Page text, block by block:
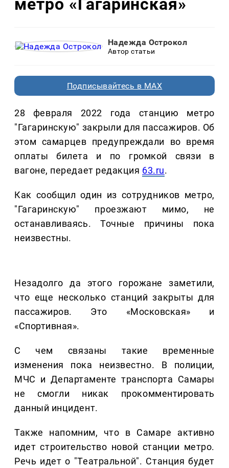
Надежда Острокол
Автор статьи
Подписывайтесь в MAX
28 февраля 2022 года станцию метро
"Гагаринскую" закрыли для пассажиров. Об
этом самарцев предупреждали во время
оплаты билета и по громкой связи в
вагоне, передает редакция 63.ru.
Как сообщил один из сотрудников метро,
"Гагаринскую" проезжают мимо, не
останавливаясь. Точные причины пока
неизвестны.
Незадолго да этого горожане заметили,
что еще несколько станций закрыты для
пассажиров. Это «Московская» и
«Спортивная».
С чем связаны такие временные
изменения пока неизвестно. В полиции,
МЧС и Департаменте транспорта Самары
не смогли никак прокомментировать
данный инцидент.
Также напомним, что в Самаре активно
идет строительство новой станции метро.
Речь идет о "Театральной". Станция будет